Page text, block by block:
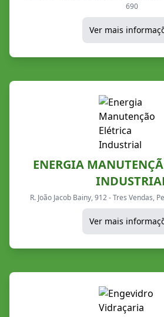
690
Ver mais
ENERGIA
R. João Jacob Bainy, 912 - Tres Vendas,
Ver mais